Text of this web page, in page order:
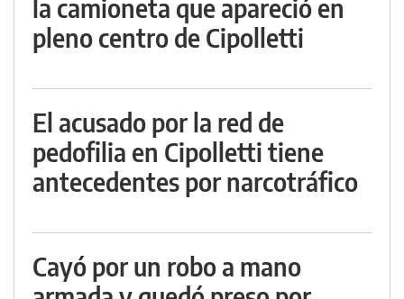
la camioneta que apareció en
pleno centro de Cipolletti
El acusado por la red de
pedofilia en Cipolletti tiene
antecedentes por narcotráfico
Cayó por un robo a mano